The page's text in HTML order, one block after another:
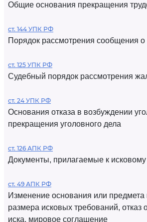
Общие основания прекращения
ст. 144 УПК РФ
Порядок рассмотрения сообщения о
ст. 125 УПК РФ
Судебный порядок рассмотрения
ст. 24 УПК РФ
Основания отказа в возбуждении
прекращения уголовного дела
ст. 126 АПК РФ
Документы, прилагаемые к
ст. 49 АПК РФ
Изменение основания или предмета
размера исковых требований, отказ
иска, мировое соглашение